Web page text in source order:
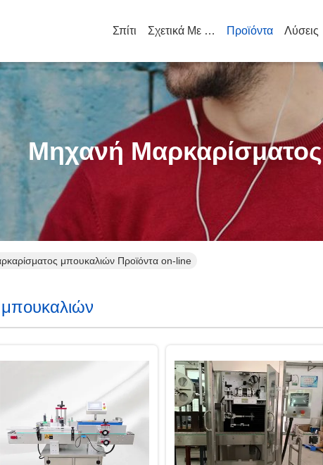
Σπίτι Σχετικά Με Εμάς Προϊόντα Λύσεις
Μηχανή
μπουκαλιών Προϊόντα on-line